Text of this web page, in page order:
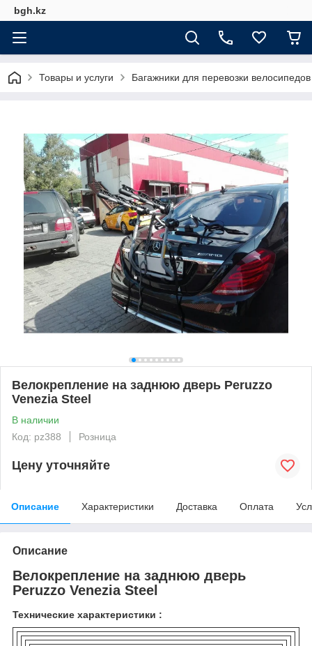
bgh.kz
Товары и услуги Багажники для перевозки велосипедов
Велокрепление на заднюю дверь Peruzzo
Venezia Steel
В наличии
Код: pz388
Розница
Цену уточняйте
Описание Характеристики Доставка Оплата
Описание
Велокрепление на заднюю дверь
Peruzzo Venezia Steel
Технические характеристики :